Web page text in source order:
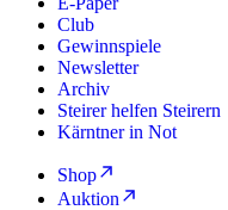
Club
Gewinnspiele
Newsletter
Archiv
Steirer helfen Steirern
Kärntner in Not
Shop
Auktion